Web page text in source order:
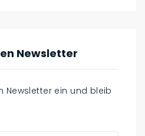
Newsletter
Newsletter ein und bleib